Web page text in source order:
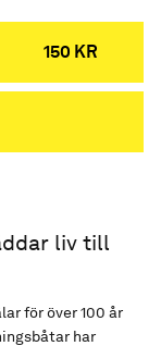
150 KR
liv till
för över 100 år
har